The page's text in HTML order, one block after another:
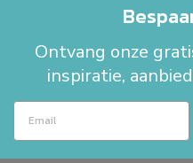
Ontvang onze
inspiratie,